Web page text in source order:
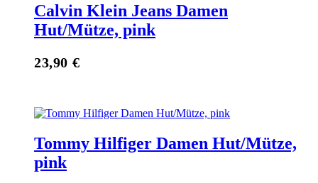
Calvin Klein Jeans Damen
Hut/Mütze, pink
23,90 €
Tommy Hilfiger Damen Hut/Mütze,
pink